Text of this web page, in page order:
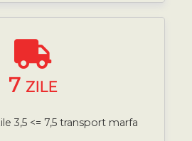
7 ZILE
3,5 <= 7,5 transport marfa